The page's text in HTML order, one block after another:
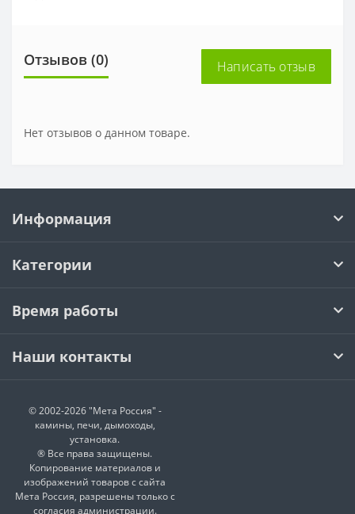
Отзывов (0) Написать отзыв
Нет отзывов о данном товаре.
Информация
Категории
Время работы
Наши контакты
© 2002-2026 "Мета Россия" -
камины, печи, дымоходы,
установка.
® Все права защищены.
Копирование материалов и
изображений товаров с сайта
Мета Россия, разрешены только с
согласия администрации.